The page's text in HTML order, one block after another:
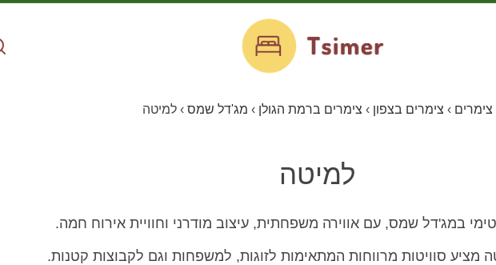
צימרים › צימרים בצפון › צימרים ברמת הגולן › מג'דל שמס › למיטה
למיטה
במג'דל שמס, עם אווירה משפחתית, עיצוב מודרני וחוויית אירוח חמה.
מציע סוויטות מרווחות המתאימות לזוגות, למשפחות וגם לקבוצות קטנות.